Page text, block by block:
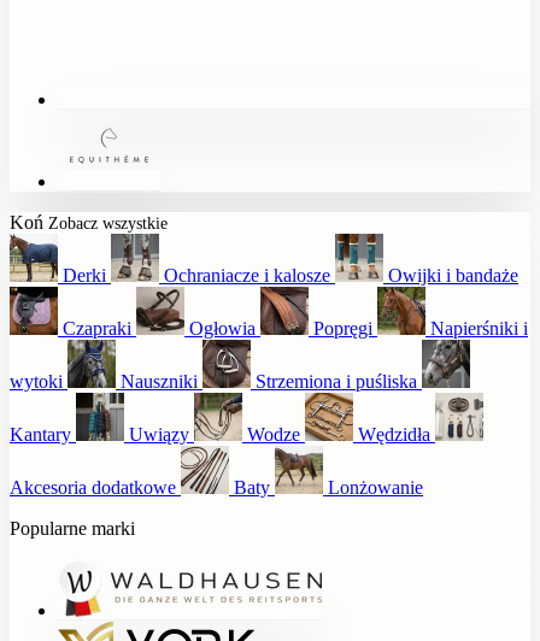
Koń Zobacz wszystkie
Derki Ochraniacze i kalosze Owijki i bandaże
Czapraki Ogłowia Popręgi Napierśniki i
wytoki Nauszniki Strzemiona i puśliska
Kantary Uwiązy Wodze Wędzidła
Akcesoria dodatkowe Baty
Lonżowanie
Popularne marki